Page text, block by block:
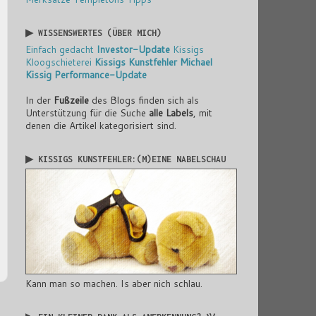
▶ WISSENSWERTES (ÜBER MICH)
Einfach gedacht Investor-Update Kissigs
Kloogschieterei Kissigs Kunstfehler Michael
Kissig Performance-Update
In der Fußzeile des Blogs finden sich als
Unterstützung für die Suche alle Labels , mit
denen die Artikel kategorisiert sind.
▶ KISSIGS KUNSTFEHLER:(M)EINE NABELSCHAU
Kann man so machen. Is aber nich schlau.